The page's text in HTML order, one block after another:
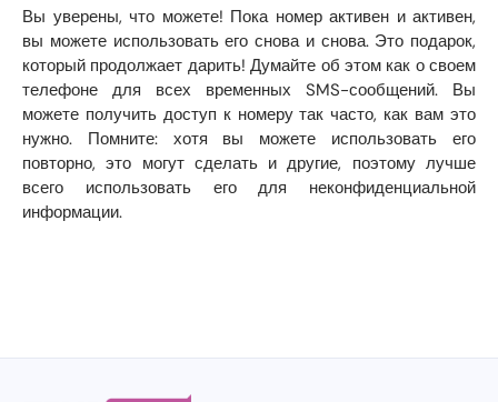
Вы уверены, что можете! Пока номер активен и активен,
вы можете использовать его снова и снова. Это подарок,
который продолжает дарить! Думайте об этом как о своем
телефоне для всех временных SMS-сообщений. Вы
можете получить доступ к номеру так часто, как вам это
нужно. Помните: хотя вы можете использовать его
повторно, это могут сделать и другие, поэтому лучше
всего использовать его для неконфиденциальной
информации.